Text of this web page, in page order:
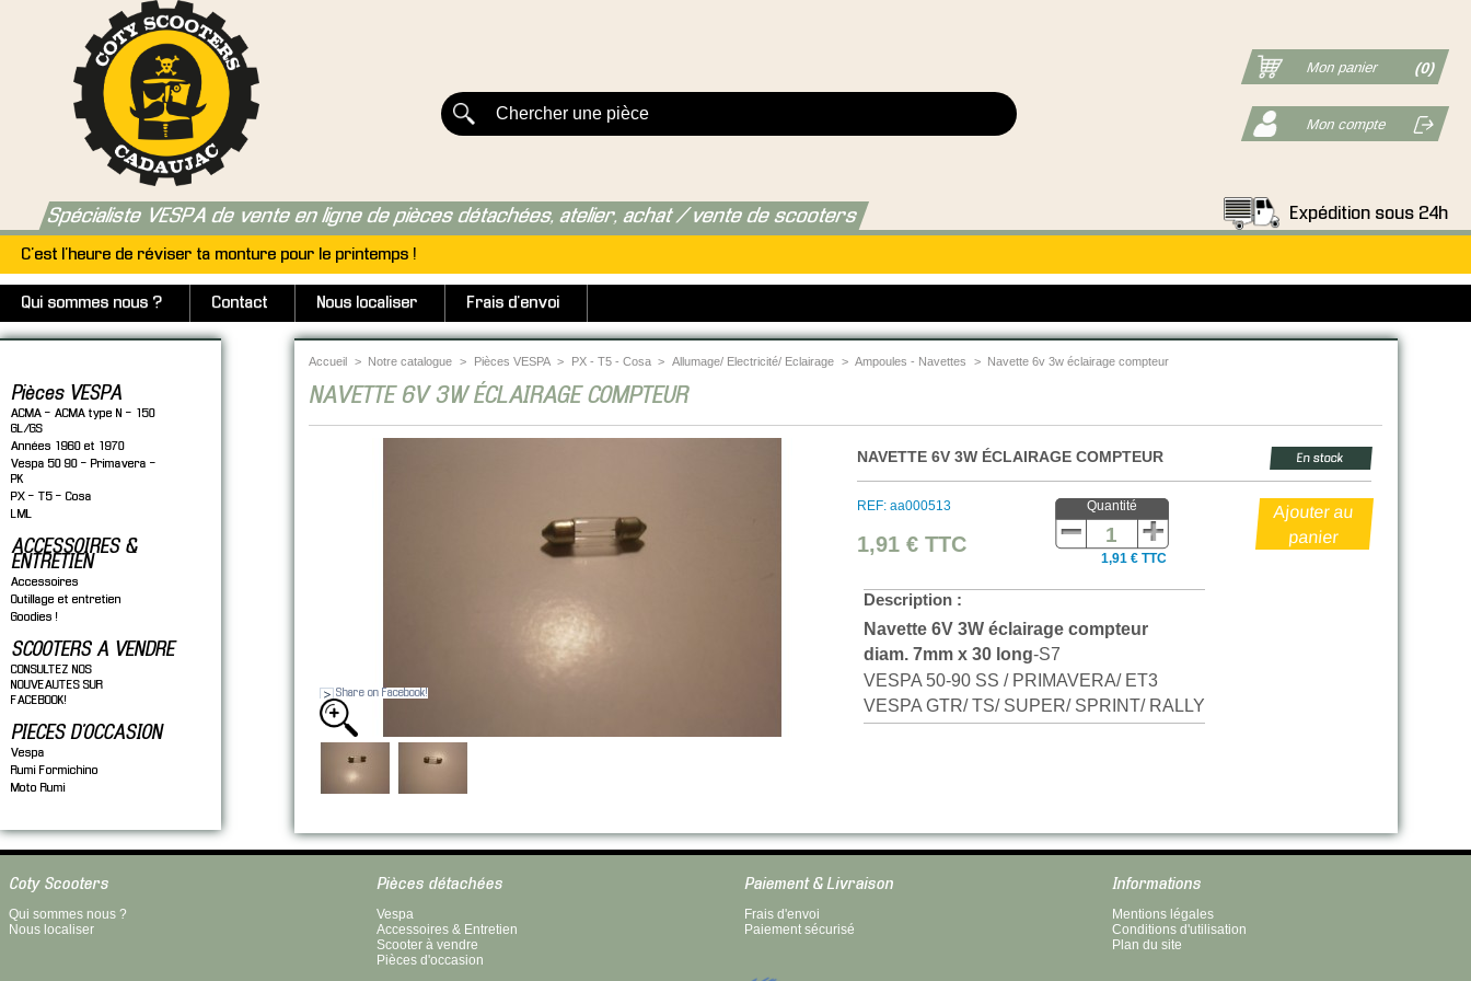
Spécialiste VESPA de vente en ligne de pièces détachées, atelier, achat / vente de scooters
C'est l'heure de réviser ta monture pour le printemps !
Qui sommes nous ? Contact Nous localiser Frais d'envoi
Mon panier (0)
Mon compte
Expédition sous 24h
Pièces VESPA
ACMA - ACMA type N - 150
GL/GS
Années 1960 et 1970
Vespa 50 90 - Primavera -
PK
PX - T5 - Cosa
LML
ACCESSOIRES &
ENTRETIEN
Accessoires
Outillage et entretien
Goodies !
SCOOTERS A VENDRE
CONSULTEZ NOS
NOUVEAUTES SUR
FACEBOOK!
PIECES D'OCCASION
Vespa
Rumi Formichino
Moto Rumi
Accueil > Notre catalogue > Pièces VESPA > PX - T5 - Cosa > Allumage/ Electricité/ Eclairage > Ampoules - Navettes > Navette 6v 3w éclairage compteur
NAVETTE 6V 3W ÉCLAIRAGE COMPTEUR
Share on Facebook!
NAVETTE 6V 3W ÉCLAIRAGE COMPTEUR En stock
REF: aa000513
1,91 €TTC
Quantité
1,91 € TTC
Description :
Navette 6V 3W éclairage compteur
diam. 7mm x 30 long-S7
VESPA 50-90 SS / PRIMAVERA/ ET3
VESPA GTR/ TS/ SUPER/ SPRINT/ RALLY
Coty Scooters
Qui sommes nous ?
Nous localiser
Pièces détachées
Vespa
Accessoires & Entretien
Scooter à vendre
Pièces d'occasion
Paiement & Livraison
Frais d'envoi
Paiement sécurisé
Informations
Mentions légales
Conditions d'utilisation
Plan du site